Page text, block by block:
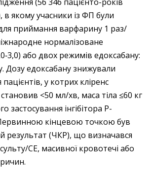
в якому учасники із ФП були
приймання варфарину 1 раз/
нормалізоване
або двох режимів едоксабану:
Дозу едоксабану знижували
у котрих кліренс
<50 мл/хв, маса тіла ≤60 кг
застосування інгібітора Р-
Первинною кінцевою точкою був
результат (ЧКР), що визначався
СЕ, масивної крово­течі або